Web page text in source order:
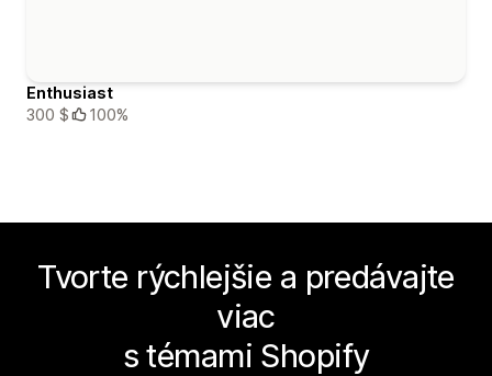
Enthusiast
300 $
100%
Tvorte rýchlejšie a predávajte
viac
s témami Shopify